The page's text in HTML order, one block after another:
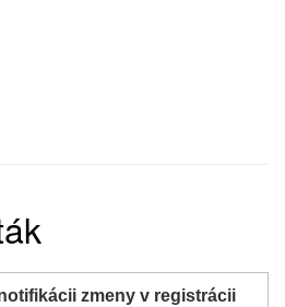
zmeny v registrácii